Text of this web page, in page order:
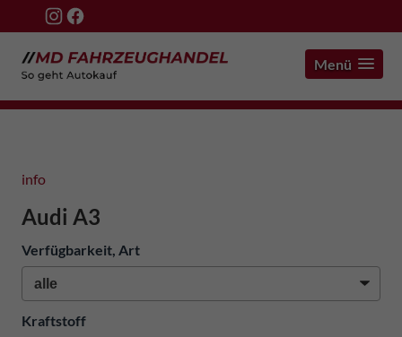
Menü
info
Audi A3
Verfügbarkeit, Art
Kraftstoff